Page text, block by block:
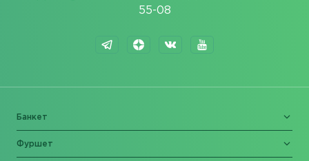
55-08
Банкет
Фуршет